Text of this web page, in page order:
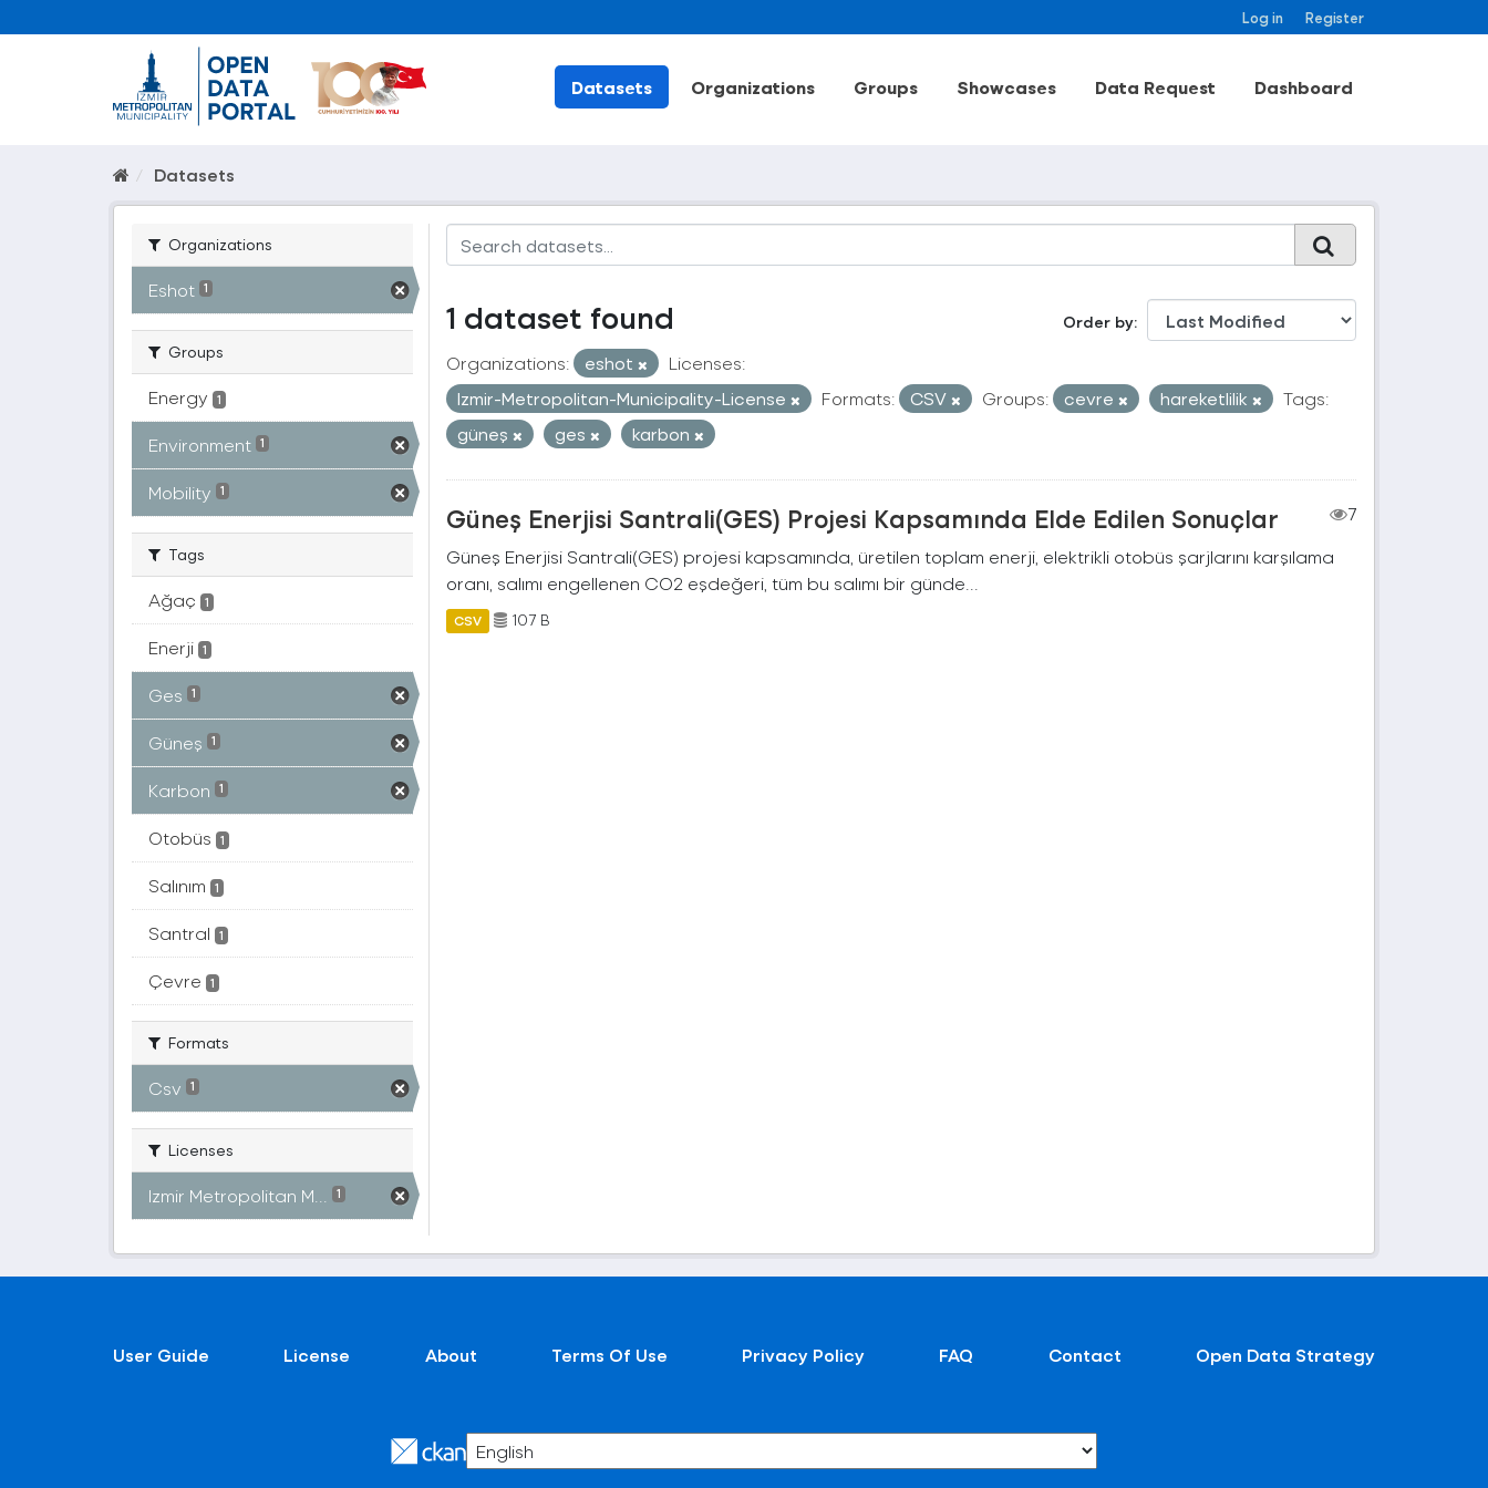
Log in Register
Datasets Organizations Groups Showcases Data Request Dashboard
Datasets
Organizations
Eshot 1
Groups
Energy 1
Environment 1
Mobility 1
Tags
Ağaç 1
Enerji 1
Ges 1
Güneş 1
Karbon 1
Otobüs 1
Salınım 1
Santral 1
Çevre 1
Formats
Csv 1
Licenses
Izmir Metropolitan M... 1
Order by
1 dataset found
Organizations: eshot
Licenses:
Izmir-Metropolitan-Municipality-License
Formats: CSV Groups: cevre hareketlilik
Tags:
güneş
ges karbon
Güneş Enerjisi Santrali(GES) Projesi Kapsamında Elde Edilen Sonuçlar
7
Güneş Enerjisi Santrali(GES) projesi kapsamında, üretilen toplam enerji, elektrikli otobüs şarjlarını karşılama
oranı, salımı engellenen CO2 eşdeğeri, tüm bu salımı bir günde...
CSV 107 B
User Guide License About Terms Of Use Privacy Policy FAQ Contact Open Data Strategy